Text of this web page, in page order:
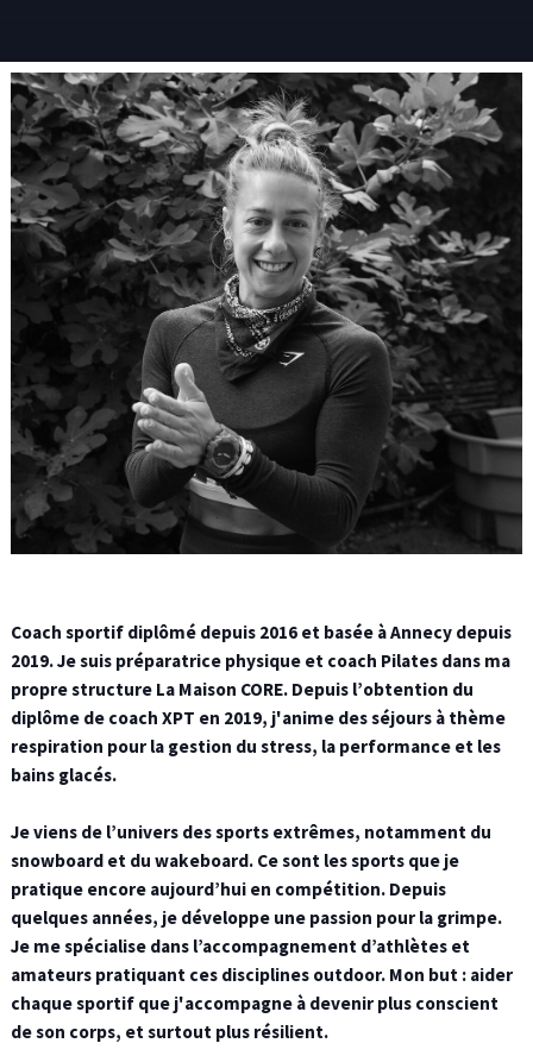
Coach sportif diplômé depuis 2016 et basée à Annecy depuis
2019. Je suis préparatrice physique et coach Pilates dans ma
propre structure La Maison CORE. Depuis l’obtention du
diplôme de coach XPT en 2019, j'anime des séjours à thème
respiration pour la gestion du stress, la performance et les
bains glacés.
Je viens de l’univers des sports extrêmes, notamment du
snowboard et du wakeboard. Ce sont les sports que je
pratique encore aujourd’hui en compétition. Depuis
quelques années, je développe une passion pour la grimpe.
Je me spécialise dans l’accompagnement d’athlètes et
amateurs pratiquant ces disciplines outdoor. Mon but : aider
chaque sportif que j'accompagne à devenir plus conscient
de son corps, et surtout plus résilient.